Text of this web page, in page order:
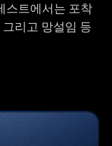
스트에서는 포착
리고 망설임 등